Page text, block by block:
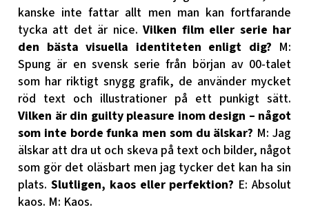
kanske inte fattar allt men man kan fortfarande
tycka att det är nice. Vilken film eller serie har
den bästa visuella identiteten enligt dig? M:
Spung är en svensk serie från början av 00-talet
som har riktigt snygg grafik, de använder mycket
röd text och illustrationer på ett punkigt sätt.
Vilken är din guilty pleasure inom design – något
som inte borde funka men som du älskar? M: Jag
älskar att dra ut och skeva på text och bilder, något
som gör det oläsbart men jag tycker det kan ha sin
plats. Slutligen, kaos eller perfektion? E: Absolut
kaos. M: Kaos.